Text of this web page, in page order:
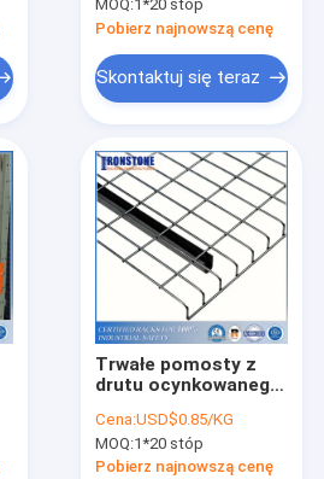
w magazynie
MOQ:1*20 stóp
Pobierz najnowszą cenę
Skontaktuj się teraz
Trwałe pomosty z
drutu ocynkowanego
paletowych o dużej
wytrzymałości
Cena:USD$0.85/KG
MOQ:1*20 stóp
Pobierz najnowszą cenę